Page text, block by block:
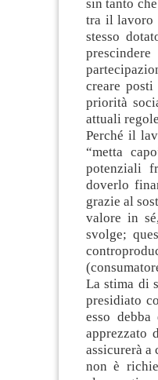
sin tanto
tra il lavoro
stesso
creare
priorità
attuali
Perché il
“metta
potenziali
doverlo
grazie al
valore in
svolge;
La stima di
presidiato
esso
apprezzato
assicurerà a
non è